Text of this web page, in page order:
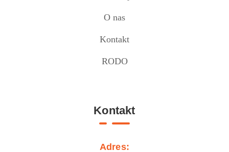
O nas
Kontakt
RODO
Kontakt
Adres: